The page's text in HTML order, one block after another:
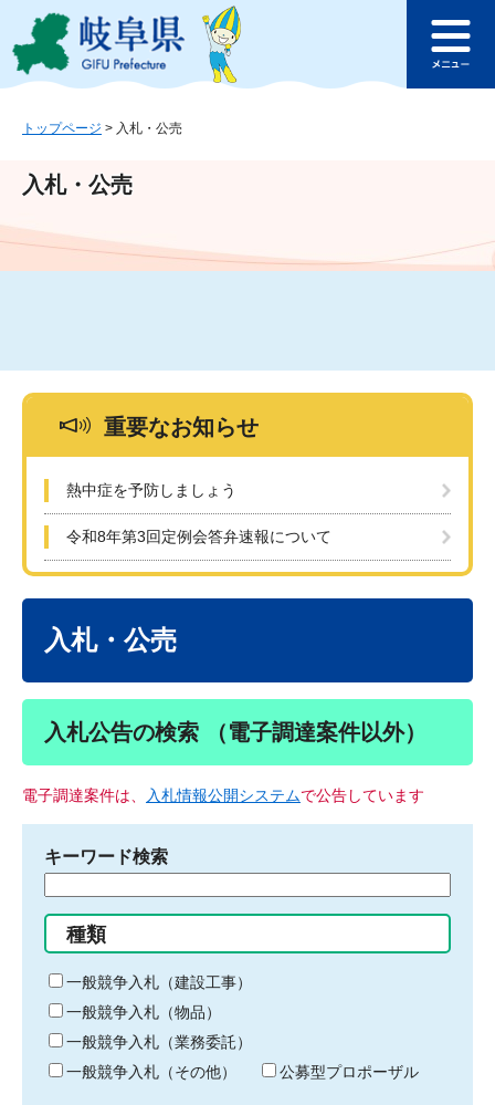
ジ
ュ
文
このページの本文へ
ュ
トップページ > 入札・公売
入札・公売
重要なお知らせ
熱中症を予防しましょう
令和8年第3回定例会答弁速報について
入札・公売
入札公告の検索 （電子調達案件以外）
電子調達案件は、 入札情報公開システムで公告しています
キーワード検索
る
キ
ー
ワ
ー
ド
種類
一般競争入札（建設工事）
一般競争入札（物品）
一般競争入札（業務委託）
一般競争入札（その他）
公募型プロポーザル